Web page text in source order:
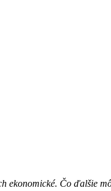
ekonomické. Čo ďalšie